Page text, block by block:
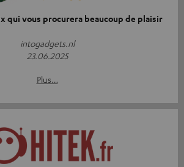
qui vous procurera beaucoup de plaisir
intogadgets.nl
23.06.2025
Plus…